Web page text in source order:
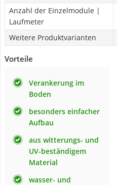
Anzahl der Einzelmodule |
Laufmeter
Weitere Produktvarianten
Vorteile
Verankerung im
Boden
besonders einfacher
Aufbau
aus witterungs- und
UV-beständigem
Material
wasser- und